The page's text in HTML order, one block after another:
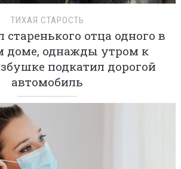
ТИХАЯ СТАРОСТЬ
старенького отца одного в
доме, однажды утром к
подкатил дорогой
автомобиль